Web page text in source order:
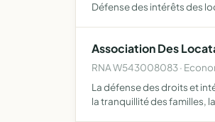
Défense des intérêts des
Association Des
RNA W543008083 ·
La défense des droits et
la tranquillité des familles,